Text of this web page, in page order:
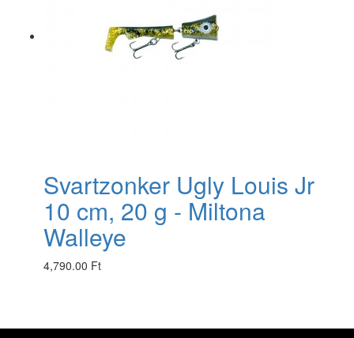
Svartzonker Ugly Louis Jr
10 cm, 20 g - Miltona
Walleye
4,790.00 Ft